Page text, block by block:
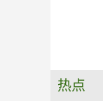
热点